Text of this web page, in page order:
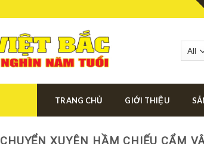
TRANG CHỦ GIỚI THIỆU
CHUYỂN XUYÊN HẦM CHIẾU CẨM